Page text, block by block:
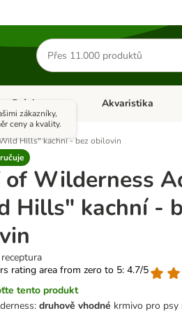
Hledat
produkty
Otevřít menu: Malá zvířata
Ptáci Otevřít menu: Ptáci
Akvaristika
Hills" kachní - bez obilovin
zákazníky,
ceny a kvality.
Wilderness
Hills" kachní -
rating area from zero to 5: 4.7/5
tento produkt
druhově vhodné krmivo pro